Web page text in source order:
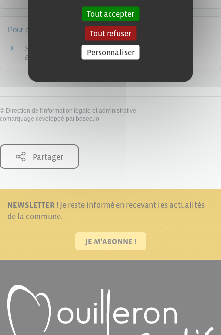
Pour en savoir plus
Surendettement : votre banque et vous
Banque de France
© Direction de l'information légale et administrative
comarquage developpé par baseo.io
Partager
NEWSLETTER ! Je reste informé en recevant les actualités
de la commune.
JE M'ABONNE !
Tout accepter
Tout refuser
Personnaliser